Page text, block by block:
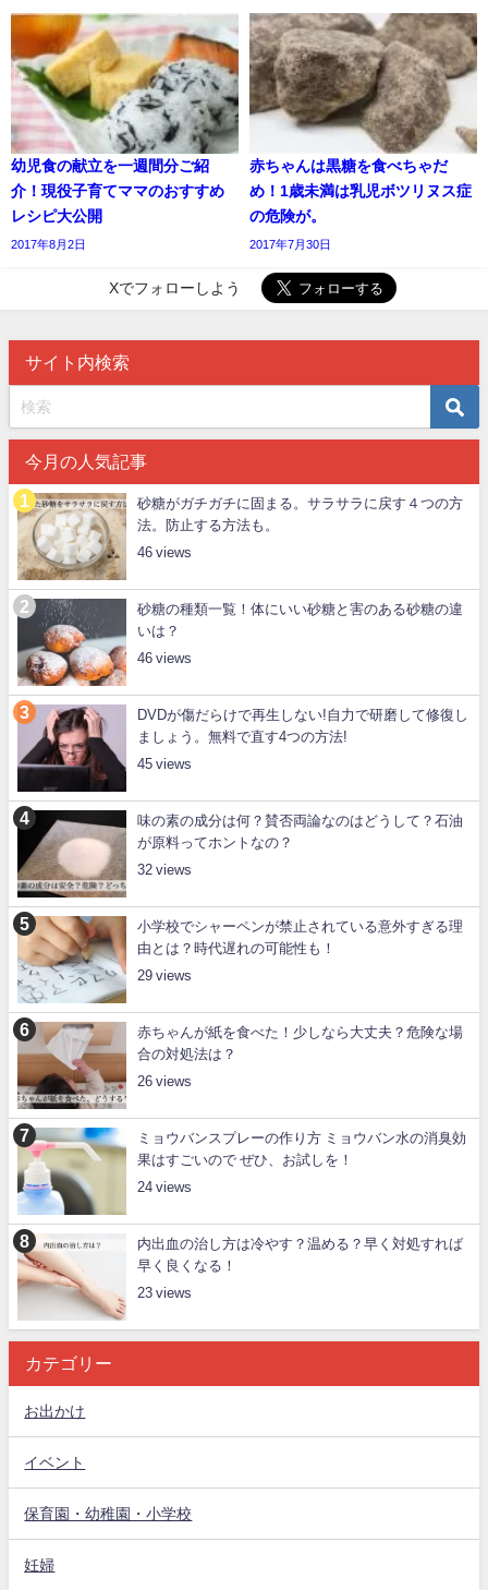
幼児食の献立を一週間分ご紹
介！現役子育てママのおすすめ
レシピ大公開
2017年8月2日
赤ちゃんは黒糖を食べちゃだ
め！1歳未満は乳児ボツリヌス症
の危険が。
2017年7月30日
Xでフォローしよう
サイト内検索
今月の人気記事
砂糖がガチガチに固まる。サラサラに戻す４つの方
法。防止する方法も。
46
砂糖の種類一覧！体にいい砂糖と害のある砂糖の違
いは？
46
DVDが傷だらけで再生しない!自力で研磨して修復し
ましょう。無料で直す4つの方法!
45
味の素の成分は何？賛否両論なのはどうして？石油
が原料ってホントなの？
32
小学校でシャーペンが禁止されている意外すぎる理
由とは？時代遅れの可能性も！
29
赤ちゃんが紙を食べた！少しなら大丈夫？危険な場
合の対処法は？
26
ミョウバンスプレーの作り方 ミョウバン水の消臭効
果はすごいので ぜひ、お試しを！
24
内出血の治し方は冷やす？温める？早く対処すれば
早く良くなる！
23
カテゴリー
お出かけ
イベント
保育園・幼稚園・小学校
妊婦